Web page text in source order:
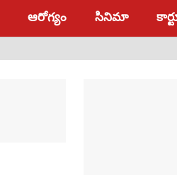
ఆరోగ్యం సినిమా